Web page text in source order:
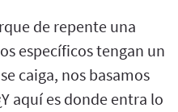
de repente una
específicos tengan un
caiga, nos basamos
aquí es donde entra lo